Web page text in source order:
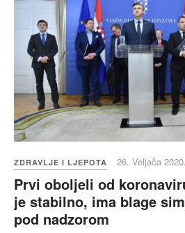
ZDRAVLJE I LJEPOTA 26. Veljača 2020.
Prvi oboljeli od
je stabilno, ima blage
pod nadzorom